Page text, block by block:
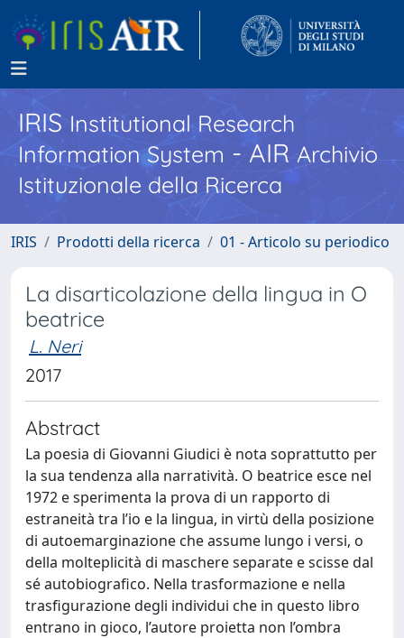
IRISInstitutional Research
Information System - AIR Archivio
Istituzionale della Ricerca
IRIS Prodotti della ricerca 01 - Articolo su periodico
La disarticolazione della lingua in O
beatrice
L. Neri
2017
Abstract
La poesia di Giovanni Giudici è nota soprattutto per
la sua tendenza alla narratività. O beatrice esce nel
1972 e sperimenta la prova di un rapporto di
estraneità tra l’io e la lingua, in virtù della posizione
di autoemarginazione che assume lungo i versi, o
della molteplicità di maschere separate e scisse dal
sé autobiografico. Nella trasformazione e nella
trasfigurazione degli individui che in questo libro
entrano in gioco, l’autore proietta non l’ombra